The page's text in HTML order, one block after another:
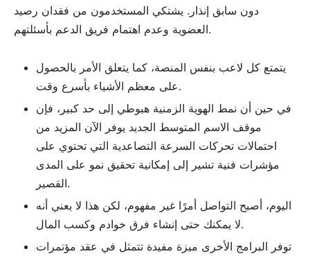
دون سابق إنذار. يشتكي المستخدمون من فقدان رصيد
العضوية وعدم اهتمام فريق الدعم بأسئلتهم.
يتمتع كل لاعب بنفس المنصة، كما يتعلق الأمر بالحصول
على معظم الأشياء بأسرع وقت.
في حين أن نمط الهوية الزمنية هبوطي إلى حد كبير، فإن
موقف الاسم المتوسط ​​الجديد يوفر الآن المزيد من
احتمالات تحركات السرعة التصاعدية التي تحتوي على
مؤشرات فنية تشير إلى إمكانية تحقيق نمو على المدى
القصير.
اليوم، أصبح التواصل أمرًا غير مفهوم، لكن هذا لا يعني أنه
لا يمكنك حتى إنشاء فرق خوادم وكسب المال.
توفر البرامج الأخرى ميزة مفيدة تتمثل في عقد مؤتمرات